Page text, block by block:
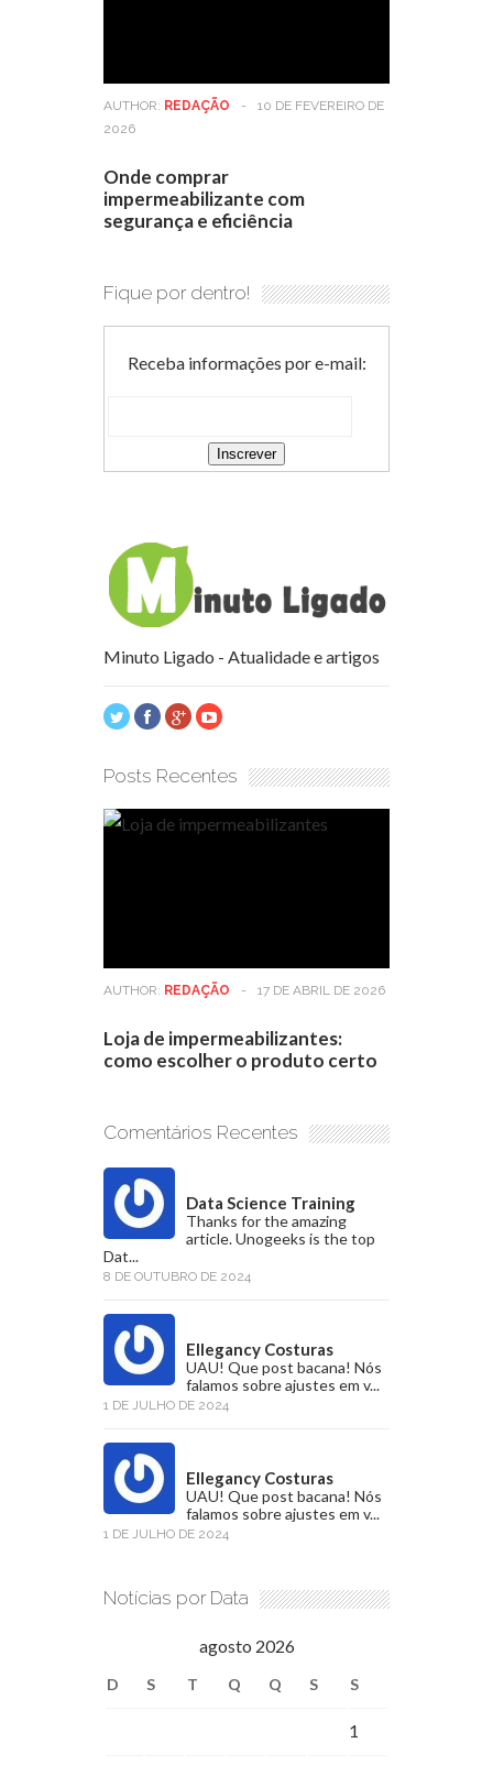
AUTHOR: REDAÇÃO -
10 DE FEVEREIRO DE
2026
Onde comprar
impermeabilizante com
segurança e eficiência
Fique por dentro!
Receba informações por e-mail:
Minuto Ligado - Atualidade e artigos
Posts Recentes
AUTHOR: REDAÇÃO - 17 DE ABRIL DE 2026
Loja de impermeabilizantes:
como escolher o produto certo
Comentários Recentes
Data Science Training
Thanks for the amazing
article. Unogeeks is the top
Dat...
8 DE OUTUBRO DE 2024
Ellegancy Costuras
UAU! Que post bacana! Nós
falamos sobre ajustes em v...
1 DE JULHO DE 2024
Ellegancy Costuras
UAU! Que post bacana! Nós
falamos sobre ajustes em v...
1 DE JULHO DE 2024
Notícias por Data
agosto 2026
D S T Q Q S S
1